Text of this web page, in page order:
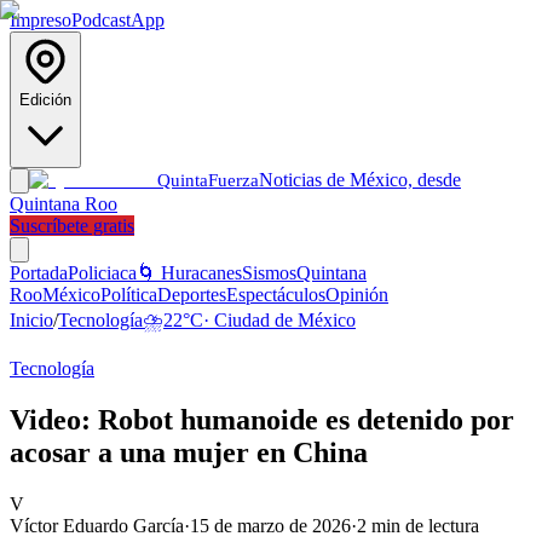
ImpresoPodcastApp
Edición
QuintaFuerzaNoticias de México, desde
Quintana Roo
Suscríbete gratis
PortadaPoliciaca 🌀 HuracanesSismosQuintana
RooMéxicoPolíticaDeportesEspectáculosOpinión
Inicio/Tecnología⛈️22°C· Ciudad de México
Tecnología
Video: Robot humanoide es detenido por
acosar a una mujer en China
V
Víctor Eduardo García·15 de marzo de 2026·2 min de lectura